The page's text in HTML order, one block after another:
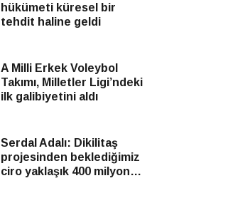
hükümeti küresel bir
tehdit haline geldi
A Milli Erkek Voleybol
Takımı, Milletler Ligi’ndeki
ilk galibiyetini aldı
Serdal Adalı: Dikilitaş
projesinden beklediğimiz
ciro yaklaşık 400 milyon